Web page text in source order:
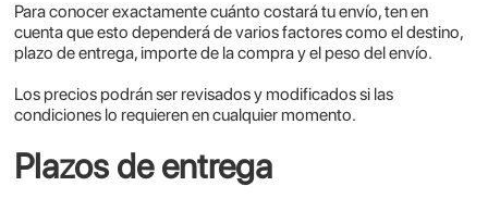
Para conocer exactamente cuánto costará tu envío, ten en
cuenta que esto dependerá de varios factores como el destino,
plazo de entrega, importe de la compra y el peso del envío.
Los precios podrán ser revisados y modificados si las
condiciones lo requieren en cualquier momento.
Plazos de entrega